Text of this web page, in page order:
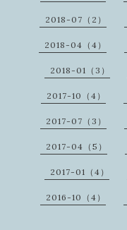
2018-07（2）
2018-04（4）
2018-01（3）
2017-10（4）
2017-07（3）
2017-04（5）
2017-01（4）
2016-10（4）